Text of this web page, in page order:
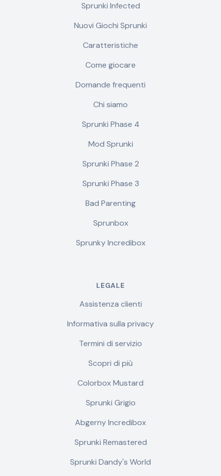
Sprunki Infected
Nuovi Giochi Sprunki
Caratteristiche
Come giocare
Domande frequenti
Chi siamo
Sprunki Phase 4
Mod Sprunki
Sprunki Phase 2
Sprunki Phase 3
Bad Parenting
Sprunbox
Sprunky Incredibox
LEGALE
Assistenza clienti
Informativa sulla privacy
Termini di servizio
Scopri di più
Colorbox Mustard
Sprunki Grigio
Abgerny Incredibox
Sprunki Remastered
Sprunki Dandy's World